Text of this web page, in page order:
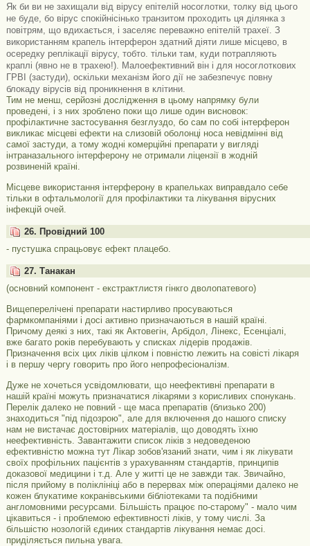
Як би ви не захищали від вірусу епітелій носоглотки, толку від цього
не буде, бо вірус спокійнісінько транзитом проходить ця ділянка з
повітрям, що вдихається, і заселяє переважно епітелій трахеї. З
використанням крапель інтерферон здатний діяти лише місцево, в
осередку реплікації вірусу, тобто. тільки там, куди потрапляють
краплі (явно не в трахею!). Малоефективний він і для носоглоткових
ГРВІ (застуди), оскільки механізм його дії не забезпечує повну
блокаду вірусів від проникнення в клітини.
Тим не менш, серйозні дослідження в цьому напрямку були
проведені, і з них зроблено поки що лише один висновок:
профілактичне застосування безглуздо, бо сам по собі інтерферон
викликає місцеві ефекти на слизовій оболонці носа невідмінні від
самої застуди, а тому жодні комерційні препарати у вигляді
інтраназального інтерферону не отримали ліцензії в жодній
розвиненій країні.
Місцеве використання інтерферону в крапельках виправдало себе
тільки в офтальмології для профілактики та лікування вірусних
інфекцій очей.
26. Провідний 100
- пустушка спрацьовує ефект плацебо.
27. Танакан
(основний компонент - екстрактлистя гінкго дволопатевого)
Вищеперелічені препарати настирливо просуваються
фармкомпаніями і досі активно призначаються в нашій країні.
Причому деякі з них, такі як Актовегін, Арбідол, Лінекс, Есенціалі,
вже багато років перебувають у списках лідерів продажів.
Призначення всіх цих ліків цілком і повністю лежить на совісті лікаря
і в першу чергу говорить про його непрофесіоналізм.
Дуже не хочеться усвідомлювати, що неефективні препарати в
нашій країні можуть призначатися лікарями з корисливих спонукань.
Перелік далеко не повний - ще маса препаратів (близько 200)
знаходиться "під підозрою", але для включення до нашого списку
нам не вистачає достовірних матеріалів, що доводять їхню
неефективність. Завантажити список ліків з недоведеною
ефективністю можна тут Лікар зобов'язаний знати, чим і як лікувати
своїх профільних пацієнтів з урахуванням стандартів, принципів
доказової медицини і т.д. Але у житті це не завжди так. Звичайно,
після прийому в поліклініці або в перервах між операціями далеко не
кожен блукатиме кокранівськими бібліотеками та подібними
англомовними ресурсами. Більшість працює по-старому" - мало чим
цікавиться - і проблемою ефективності ліків, у тому числі. За
більшістю нозологій єдиних стандартів лікування немає досі.
приділяється пильна увага.